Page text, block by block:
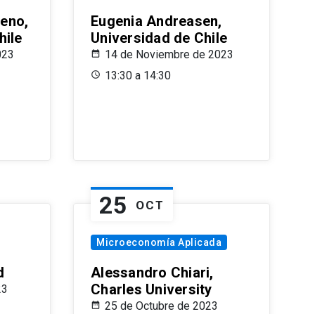
Eugenia Andreasen,
Universidad de Chile
14 de Noviembre de 2023
13:30 a 14:30
25 OCT
Microeconomía Aplicada
Alessandro Chiari,
Charles University
25 de Octubre de 2023